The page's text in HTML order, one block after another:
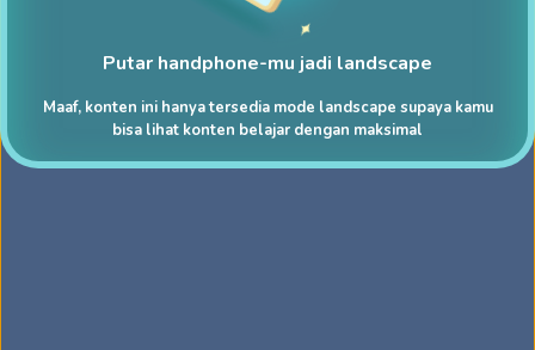
Putar handphone-mu jadi landscape
Maaf, konten ini hanya tersedia mode landscape supaya kamu
bisa lihat konten belajar dengan maksimal